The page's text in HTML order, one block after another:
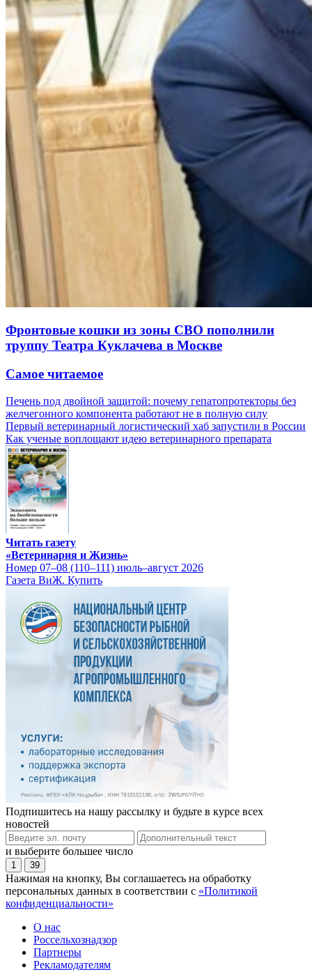
Фронтовые кошки из зоны СВО пополнили
труппу Театра Куклачева в Москве
Самое читаемое
Печень под двойной защитой: почему гепатопротекторы без
желчегонного компонента работают не в полную силу
Первый ветеринарный логистический хаб запустили в России
Как ученые воплощают идею ветеринарного препарата
Читать газету
«Ветеринария и Жизнь»
Номер 07–08 (110–111) июль–август 2026
Газета ВиЖ. Купить
Подпишитесь на нашу рассылку и будьте в курсе всех
новостей
и выберите большее число
1 39
Нажимая на кнопку, Вы соглашаетесь на обработку
персональных данных в соответствии с «Политикой
конфиденциальности»
О нас
Россельхознадзор
Партнеры
Рекламодателям